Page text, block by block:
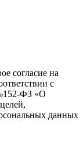
согласие на
с
ФЗ «О
данных